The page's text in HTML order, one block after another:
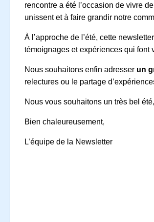
rencontre a été l’occasion de vivre
unissent et à faire grandir notre
À l’approche de l’été, cette
témoignages et expériences qui font
Nous souhaitons enfin adresser un
relectures ou le partage
Nous vous souhaitons un très bel
Bien chaleureusement,
L’équipe de la Newsletter